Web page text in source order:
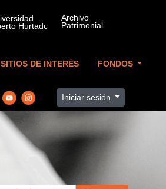
SITIOS DE INTERÉS FONDOS
Iniciar sesión